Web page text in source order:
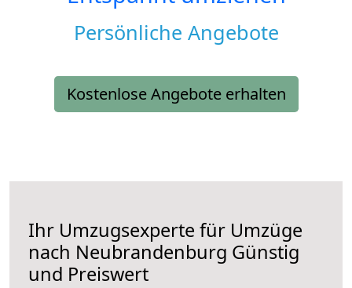
Persönliche Angebote
Kostenlose Angebote erhalten
Ihr Umzugsexperte für Umzüge
nach Neubrandenburg Günstig
und Preiswert